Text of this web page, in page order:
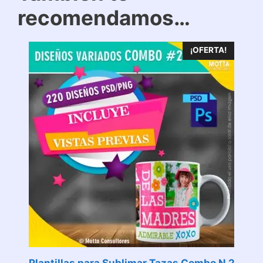
recomendamos…
¡OFERTA!